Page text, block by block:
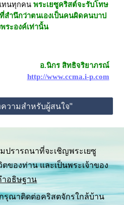
ทนทุกคน พระเยซูคริสต์จะรับโทษ
สำนึกว่าตนเองเป็นคนผิดคนบาป
ระองค์เท่านั้น
อ.นิกร สิทธิจริยาภรณ์
http://www.ccma.i-p.com
วามสำหรับผู้สนใจ"
รารถนาที่จะเชิญพระเยซู
ของท่าน และเป็นพระเจ้าของ
อธิษฐาน
รุณาติดต่อคริสตจักรใกล้บ้าน